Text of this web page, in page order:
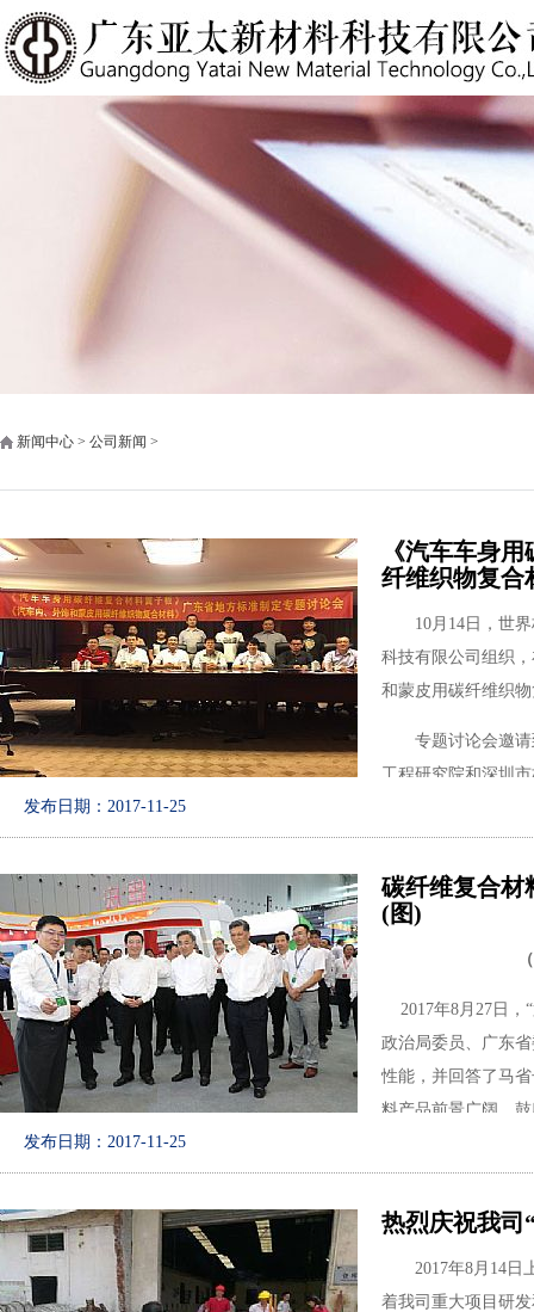
新闻中心 > 公司新闻 >
《汽车车身
纤维织物复合
10月14日，世界
科技有限公司组织
和蒙皮用碳纤维织
专题讨论会邀请
工程研究院和深圳
广东省标准化协会
了新能源汽车汽车
会上，中国复合
能文博士、深圳市
维复合材料翼子板
的讨论，并提出了
究，尽快修改完善
车车身用碳纤维复
发布日期：2017-11-25
碳纤维复合材
(图)
2017年8月27日，
政治局委员、广东
性能，并回答了马
料产品前景广阔，
发布日期：2017-11-25
热烈庆祝我司
2017年8月14日上
着我司重大项目研